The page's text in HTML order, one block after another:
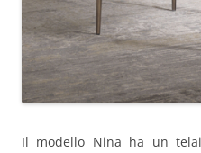
Il modello Nina ha un